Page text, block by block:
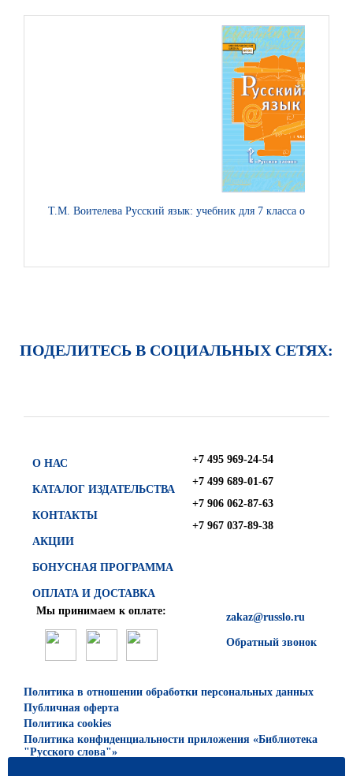
Т.М. Воителева Русский язык: учебник для 7 класса
ПОДЕЛИТЕСЬ В СОЦИАЛЬНЫХ СЕТЯХ:
О НАС
КАТАЛОГ ИЗДАТЕЛЬСТВА
КОНТАКТЫ
АКЦИИ
БОНУСНАЯ ПРОГРАММА
ОПЛАТА И ДОСТАВКА
+7 495 969-24-54
+7 499 689-01-67
+7 906 062-87-63
+7 967 037-89-38
zakaz@russlo.ru
Обратный звонок
Мы принимаем к оплате:
Политика в отношении обработки персональных данных
Публичная оферта
Политика cookies
Политика конфиденциальности приложения «Библиотека
"Русского слова"»